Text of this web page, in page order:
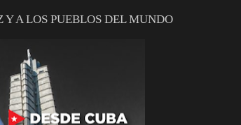
Y A LOS PUEBLOS DEL MUNDO